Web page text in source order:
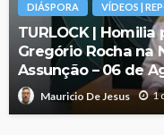
DIÁSPORA VÍDEOS |
TURLOCK |
Gregório Rocha na
Assunção – 06 de
Mauricio De Jesus 1